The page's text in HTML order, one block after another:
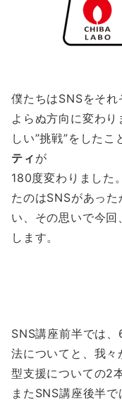
僕たちはSNSをそ
よらぬ方向に変わ
しい”挑戦”をしたこ
ティ が
180度変わりました
たのはSNSがあっ
い、その思いで今
します。
SNS講座前半では
法についてと、我
型支援についての2
またSNS講座後半